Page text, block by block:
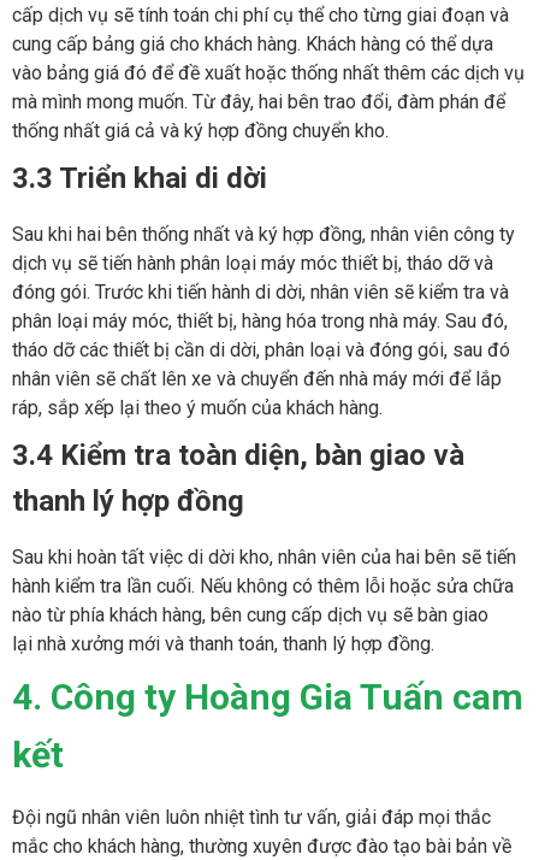
cấp dịch vụ sẽ tính toán chi phí cụ thể cho từng giai đoạn và
cung cấp bảng giá cho khách hàng. Khách hàng có thể dựa
vào bảng giá đó để đề xuất hoặc thống nhất thêm các dịch vụ
mà mình mong muốn. Từ đây, hai bên trao đổi, đàm phán để
thống nhất giá cả và ký hợp đồng chuyển kho.
3.3 Triển khai di dời
Sau khi hai bên thống nhất và ký hợp đồng, nhân viên công ty
dịch vụ sẽ tiến hành phân loại máy móc thiết bị, tháo dỡ và
đóng gói. Trước khi tiến hành di dời, nhân viên sẽ kiểm tra và
phân loại máy móc, thiết bị, hàng hóa trong nhà máy. Sau đó,
tháo dỡ các thiết bị cần di dời, phân loại và đóng gói, sau đó
nhân viên sẽ chất lên xe và chuyển đến nhà máy mới để lắp
ráp, sắp xếp lại theo ý muốn của khách hàng.
3.4 Kiểm tra toàn diện, bàn giao và
thanh lý hợp đồng
Sau khi hoàn tất việc di dời kho, nhân viên của hai bên sẽ tiến
hành kiểm tra lần cuối. Nếu không có thêm lỗi hoặc sửa chữa
nào từ phía khách hàng, bên cung cấp dịch vụ sẽ bàn giao
lại nhà xưởng mới và thanh toán, thanh lý hợp đồng.
4. Công ty Hoàng Gia Tuấn cam
kết
Đội ngũ nhân viên luôn nhiệt tình tư vấn, giải đáp mọi thắc
mắc cho khách hàng, thường xuyên được đào tạo bài bản về